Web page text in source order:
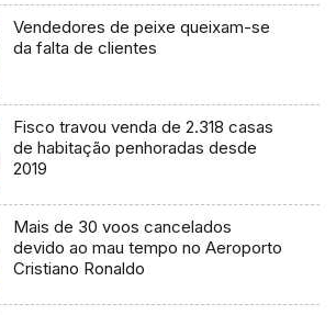
Vendedores de peixe queixam-se
da falta de clientes
Fisco travou venda de 2.318 casas
de habitação penhoradas desde
2019
Mais de 30 voos cancelados
devido ao mau tempo no Aeroporto
Cristiano Ronaldo